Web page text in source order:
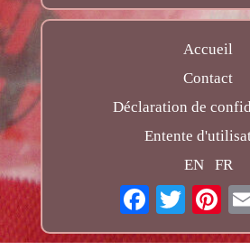
Accueil
Contact
Déclaration de
Entente
EN
FR